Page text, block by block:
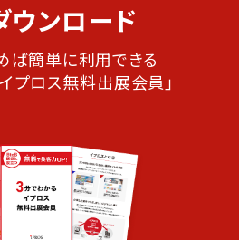
ウンロード
ば簡単に利用できる
プロス無料出展会員」